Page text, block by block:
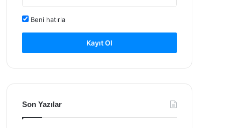
Beni hatırla
Kayıt Ol
Son Yazılar